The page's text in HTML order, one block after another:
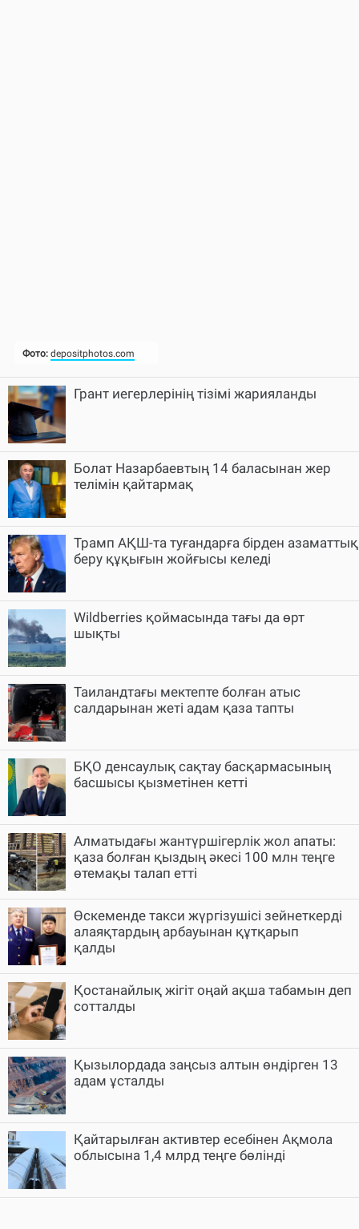
Грант иегерлерінің тізімі жарияланды
Болат Назарбаевтың 14 баласынан жер
телімін қайтармақ
Трамп АҚШ-та туғандарға бірден азаматтық
беру құқығын жойғысы келеді
Wildberries қоймасында тағы да өрт
шықты
Таиландтағы мектепте болған атыс
салдарынан жеті адам қаза тапты
БҚО денсаулық сақтау басқармасының
басшысы қызметінен кетті
Алматыдағы жантүршігерлік жол апаты:
қаза болған қыздың әкесі 100 млн теңге
өтемақы талап етті
Өскеменде такси жүргізушісі зейнеткерді
алаяқтардың арбауынан құтқарып
қалды
Қостанайлық жігіт оңай ақша табамын деп
сотталды
Қызылордада заңсыз алтын өндірген 13
адам ұсталды
Қайтарылған активтер есебінен Ақмола
облысына 1,4 млрд теңге бөлінді